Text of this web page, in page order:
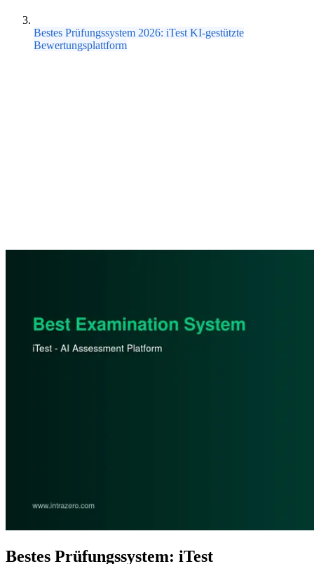
Bestes Prüfungssystem 2026: iTest KI-gestützte
Bewertungsplattform
Bestes Prüfungssystem: iTest